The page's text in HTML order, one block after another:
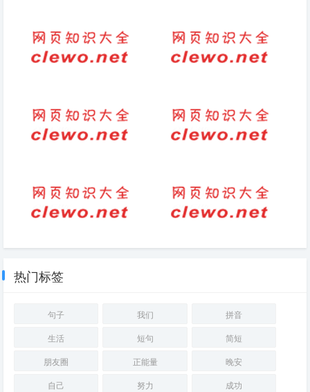
热门标签
句子 我们
拼音
生活
短句
简短
朋友圈
正能量
晚安
自己
努力
成功